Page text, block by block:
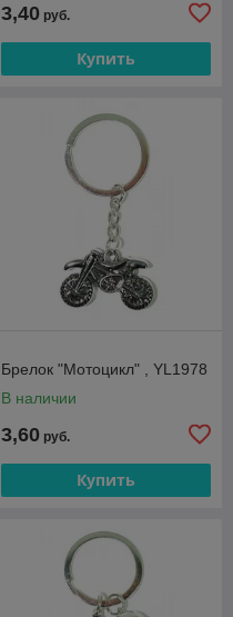
3,40 руб.
Купить
Брелок "Мотоцикл" , YL1978
В наличии
3,60 руб.
Купить